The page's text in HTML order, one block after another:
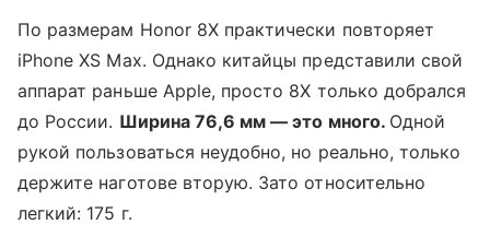
По размерам Honor 8X практически повторяет
iPhone XS Max. Однако китайцы представили свой
аппарат раньше Apple, просто 8X только добрался
до России. Ширина 76,6 мм — это много. Одной
рукой пользоваться неудобно, но реально, только
держите наготове вторую. Зато относительно
легкий: 175 г.